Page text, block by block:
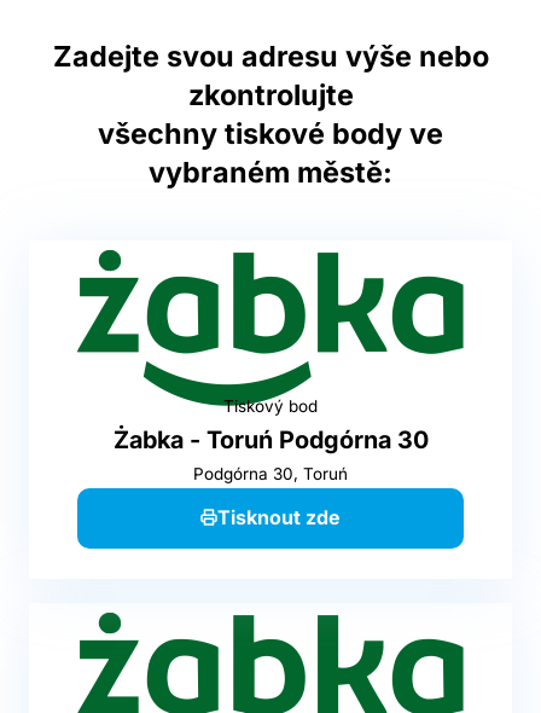
Zadejte svou adresu výše nebo
zkontrolujte
všechny tiskové body ve
vybraném městě:
Tiskový bod
Żabka - Toruń Podgórna 30
Podgórna 30, Toruń
Tisknout zde